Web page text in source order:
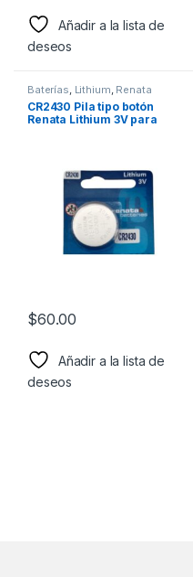
Añadir a la lista de
deseos
Baterías, Lithium, Renata
CR2430 Pila tipo botón
Renata Lithium 3V para
$60.00
Añadir a la lista de
deseos